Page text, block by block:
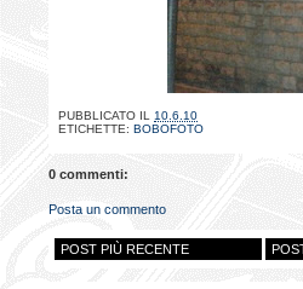
PUBBLICATO IL 10.6.10
ETICHETTE: BOBOFOTO
0 commenti:
Posta un commento
POST PIÙ RECENTE